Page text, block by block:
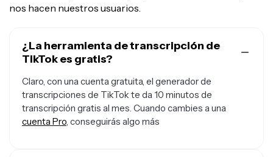
nos hacen nuestros usuarios.
¿La herramienta de transcripción de
TikTok es gratis?
Claro, con una cuenta gratuita, el generador de
transcripciones de TikTok te da 10 minutos de
transcripción gratis al mes. Cuando cambies a una
cuenta Pro , conseguirás algo más